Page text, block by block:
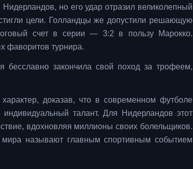
но его удар отразил великолепный
цели. Голландцы же допустили решающую
счет в серии — 3:2 в пользу Марокко.
фаворитов турнира.
закончила свой поход за трофеем,
доказав, что в современном футболе
талант. Для Нидерландов этот
вдохновляя миллионы своих болельщиков.
называют главным спортивным событием